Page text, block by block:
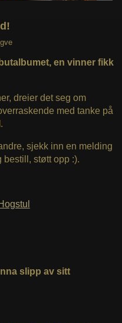
en vinner fikk
dreier det seg om
med tanke på
.
sjekk inn en melding
bestill, støtt opp :).
slipp av sitt